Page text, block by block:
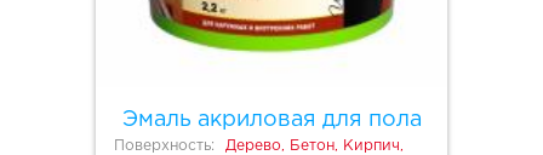
Эмаль акриловая для пола
Поверхность:
Дерево, Бетон, Кирпич,